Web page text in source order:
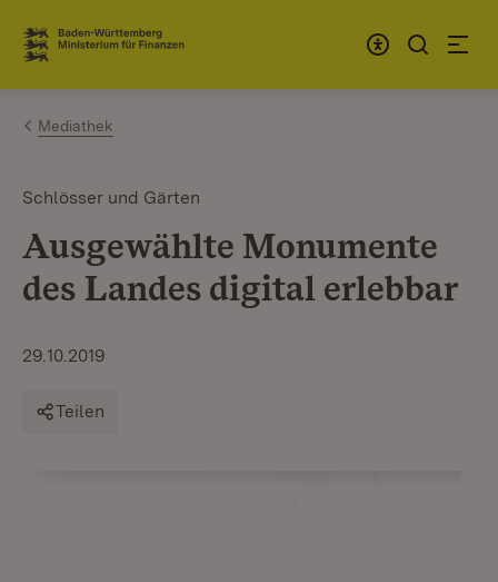
Zum Inhalt springen
Link zur Startseite
Mediathek
Schlösser und Gärten
Ausgewählte Monumente
des Landes digital erlebbar
29.10.2019
Teilen